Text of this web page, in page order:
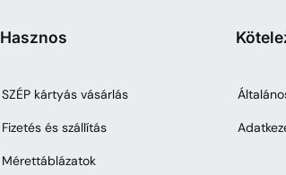
Hasznos
SZÉP kártyás vásárlás
Fizetés és szállítás
Mérettáblázatok